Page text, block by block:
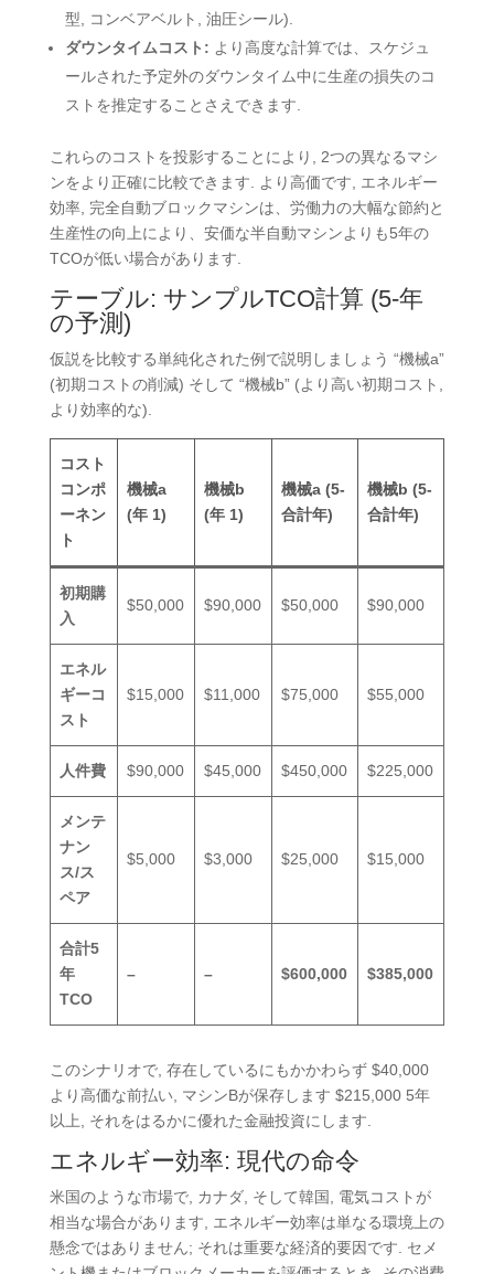
型, コンベアベルト, 油圧シール).
ダウンタイムコスト: より高度な計算では、スケジュ
ールされた予定外のダウンタイム中に生産の損失のコ
ストを推定することさえできます.
これらのコストを投影することにより, 2つの異なるマシ
ンをより正確に比較できます. より高価です, エネルギー
効率, 完全自動ブロックマシンは、労働力の大幅な節約と
生産性の向上により、安価な半自動マシンよりも5年の
TCOが低い場合があります.
テーブル: サンプルTCO計算 (5-年
の予測)
仮説を比較する単純化された例で説明しましょう “機械a”
(初期コストの削減) そして “機械b” (より高い初期コスト,
より効率的な).
コスト
コンポ
ーネン
ト
機械a
(年 1)
機械b
(年 1)
機械a (5-
合計年)
機械b (5-
合計年)
初期購
入
$50,000 $90,000 $50,000 $90,000
エネル
ギーコ
スト
$15,000 $11,000 $75,000 $55,000
人件費 $90,000 $45,000 $450,000 $225,000
メンテ
ナン
ス/ス
ペア
$5,000 $3,000 $25,000 $15,000
合計5
年
TCO
– – $600,000 $385,000
このシナリオで, 存在しているにもかかわらず $40,000
より高価な前払い, マシンBが保存します $215,000 5年
以上, それをはるかに優れた金融投資にします.
エネルギー効率: 現代の命令
米国のような市場で, カナダ, そして韓国, 電気コストが
相当な場合があります, エネルギー効率は単なる環境上の
懸念ではありません; それは重要な経済的要因です. セメ